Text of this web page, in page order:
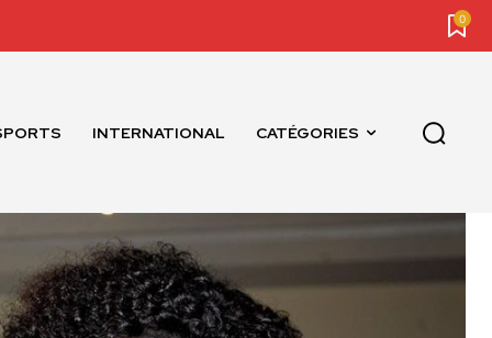
0
INTERNATIONAL CATÉGORIES